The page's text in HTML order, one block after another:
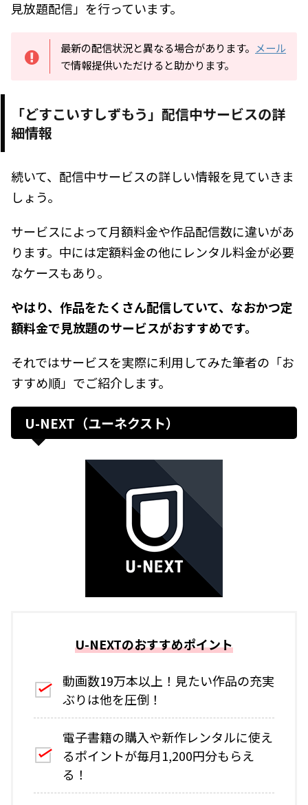
見放題配信」を行っています。
最新の配信状況と異なる場合があります。 メール
で情報提供いただけると助かります。
「どすこいすしずもう」配信中サービスの詳
細情報
続いて、配信中サービスの詳しい情報を見ていきま
しょう。
サービスによって月額料金や作品配信数に違いがあ
ります。中には定額料金の他にレンタル料金が必要
なケースもあり。
やはり、作品をたくさん配信していて、なおかつ定
額料金で見放題のサービスがおすすめです。
それではサービスを実際に利用してみた筆者の「お
すすめ順」でご紹介します。
U-NEXT（ユーネクスト）
U-NEXTのおすすめポイント
動画数19万本以上！見たい作品の充実
ぶりは他を圧倒！
電子書籍の購入や新作レンタルに使え
るポイントが毎月1,200円分もらえ
る！